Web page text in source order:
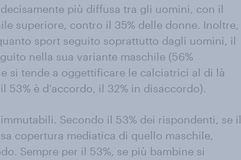
più diffusa tra gli uomini, con il
superiore, contro il 35% delle donne. Inoltre,
sport seguito soprattutto dagli uomini, il
nella sua variante maschile (56%
si tende a oggettificare le calciatrici al di là
è d’accordo, il 32% in disaccordo).
Secondo il 53% dei rispondenti, se il
copertura mediatica di quello maschile,
Sempre per il 53%, se più bambine si